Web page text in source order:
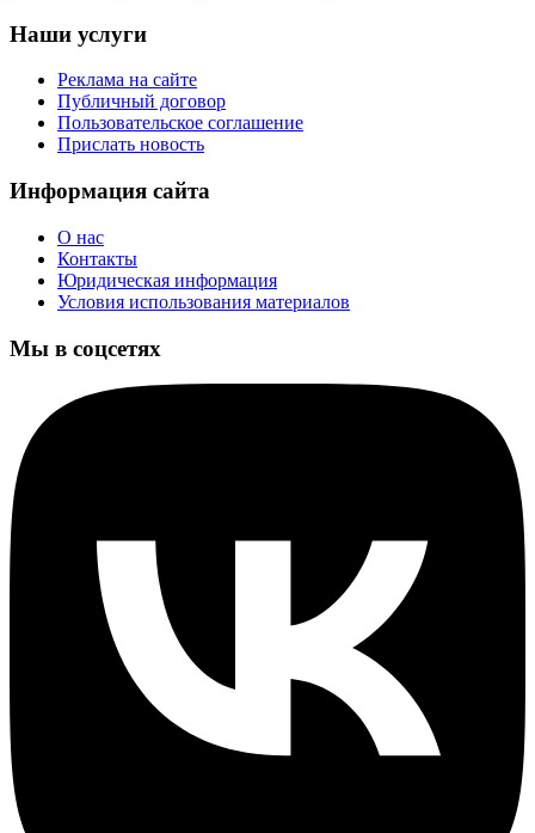
Наши услуги
Реклама на сайте
Публичный договор
Пользовательское соглашение
Прислать новость
Информация сайта
О нас
Контакты
Юридическая информация
Условия использования материалов
Мы в соцсетях